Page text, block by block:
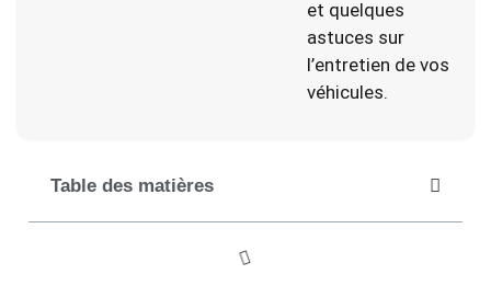
et quelques
astuces sur
l’entretien de vos
véhicules.
Table des matières